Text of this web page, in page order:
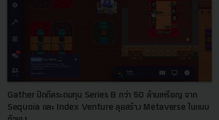
Gather ปิดดีลระดมทุน Series B กว่า 50 ล้านเหรียญ จาก
Sequoia และ Index Venture ลุยสร้าง Metaverse ในแบบ